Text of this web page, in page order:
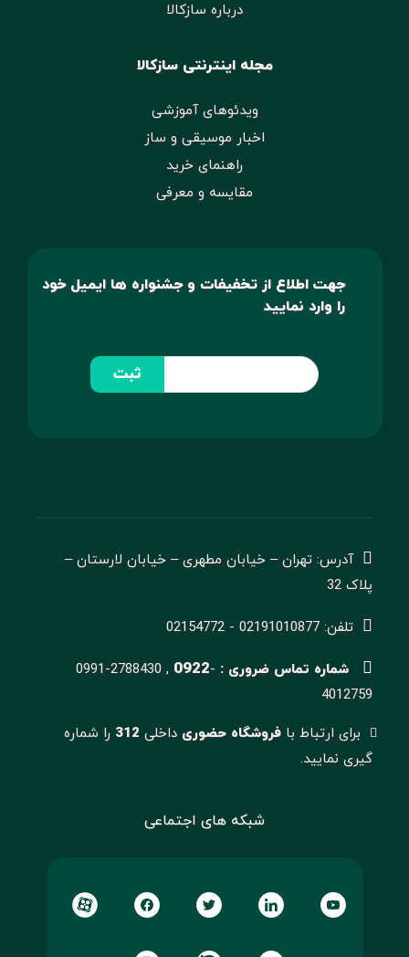
درباره سازکالا
مجله اینترنتی سازکالا
ویدئوهای آموزشی
اخبار موسیقی و ساز
راهنمای خرید
مقایسه و معرفی
جهت اطلاع از تخفیفات و جشنواره ها ایمیل خود
را وارد نمایید
ثبت
آدرس: تهران – خیابان مطهری – خیابان لارستان –
پلاک 32
تلفن: 02191010877 - 02154772
شماره تماس ضروری : 0991-2788430 , 0922-
4012759
برای ارتباط با فروشگاه حضوریداخلی 312 را شماره
گیری نمایید.
شبکه های اجتماعی